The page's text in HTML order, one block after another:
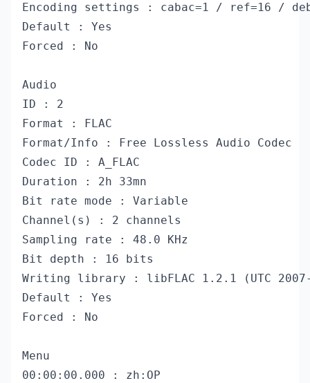
Encoding settings : cabac=1 / ref=16 /
Default : Yes
Forced : No
Audio
ID : 2
Format : FLAC
Format/Info : Free Lossless Audio Codec
Codec ID : A_FLAC
Duration : 2h 33mn
Bit rate mode : Variable
Channel(s) : 2 channels
Sampling rate : 48.0 KHz
Bit depth : 16 bits
Writing library : libFLAC 1.2.1 (UTC
Default : Yes
Forced : No
Menu
00:00:00.000 : zh:OP